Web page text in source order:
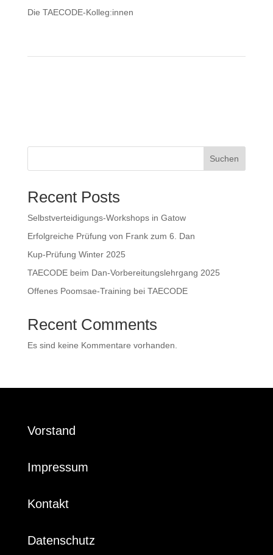
Die TAECODE-Kolleg:innen
Suchen
Recent Posts
Selbstverteidigungs-Workshops in Gatow
Erfolgreiche Prüfung von Frank zum 6. Dan
Kup-Prüfung Winter 2025
TAECODE beim Dan-Vorbereitungslehrgang 2025
Offenes Poomsae-Training bei TAECODE
Recent Comments
Es sind keine Kommentare vorhanden.
Vorstand
Impressum
Kontakt
Datenschutz